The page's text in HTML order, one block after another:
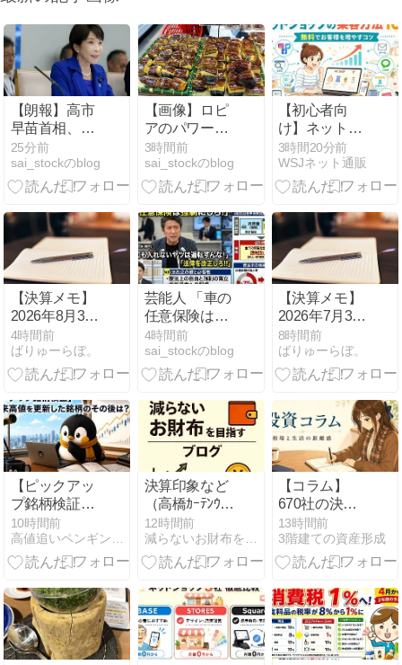
【朗報】高市
早苗首相、
3000万の公用
車でタバコを
吸うのが至福
25分前
sai_stockのblog
【画像】ロピ
アのパワー全
開おにぎり
444円 魅力的
すぎて草ｗｗ
3時間前
sai_stockのblog
【初心者向
け】ネットシ
ョップの集客
方法10選！無
料でお客様を
解説✨
3時間20分前
WSJネット通販
【決算メモ】
2026年8月3日
～5日開示分
【バリュー・
高配当のみ】
4時間前
ばりゅーらぼ。
芸能人 「車の
任意保険は強
制にしろ、保
険にも入れな
いヤツは運転
を改正し
ろ！！」
4時間前
sai_stockのblog
【決算メモ】
2026年7月31
日開示分【バ
リュー・高配
当のみ】
8時間前
ばりゅーらぼ。
【ピックアッ
プ銘柄検証】
上場来高値を
更新した銘柄
のその後は？
目株「その後
の明暗」
10時間前
決算印象など
（高橋ｶｰﾃﾝｳｫｰ
ﾙ・ｷｯﾂ・三井
不動産・共立ﾒ
ﾝﾃ）Vol.17
12時間前
【コラム】
670社の決算
が出る日に、
何を見ないか
｜決算ラッシ
り順番
13時間前
3階建ての資産形成